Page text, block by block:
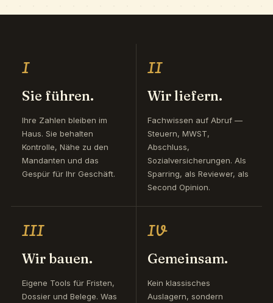
I
Sie führen.
Ihre Zahlen bleiben im
Haus. Sie behalten
Kontrolle, Nähe zu den
Mandanten und das
Gespür für Ihr Geschäft.
II
Wir liefern.
Fachwissen auf Abruf —
Steuern, MWST,
Abschluss,
Sozialversicherungen. Als
Sparring, als Reviewer, als
Second Opinion.
III
Wir bauen.
Eigene Tools für Fristen,
Dossier und Belege. Was
IV
Gemeinsam.
Kein klassisches
Auslagern, sondern